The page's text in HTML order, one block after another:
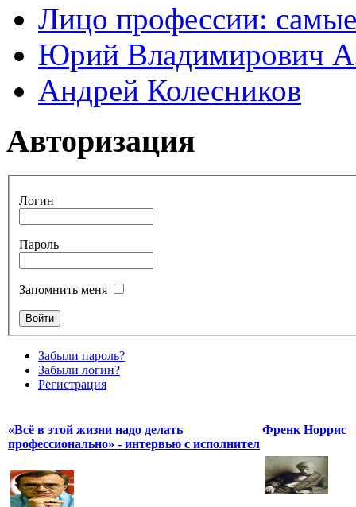
Лицо профессии:
Юрий Владимирович
Андрей Колесников
Авторизация
Логин
Пароль
Запомнить меня
Забыли пароль?
Забыли логин?
Регистрация
«Всё в этой жизни надо делать
профессионально» - интервью с исполнител
Френк Норрис